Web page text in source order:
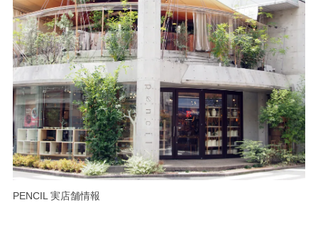
PENCIL 実店舗情報